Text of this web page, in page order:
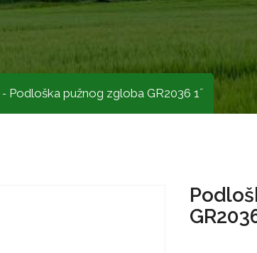
- Podloška pužnog zgloba GR2036 1˝